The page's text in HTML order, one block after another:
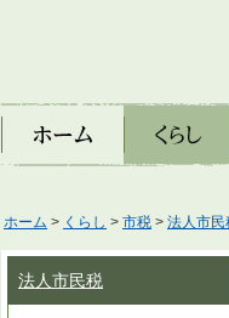
ホーム くらし
ホーム > くらし > 市税 > 法人市民
法人市民税